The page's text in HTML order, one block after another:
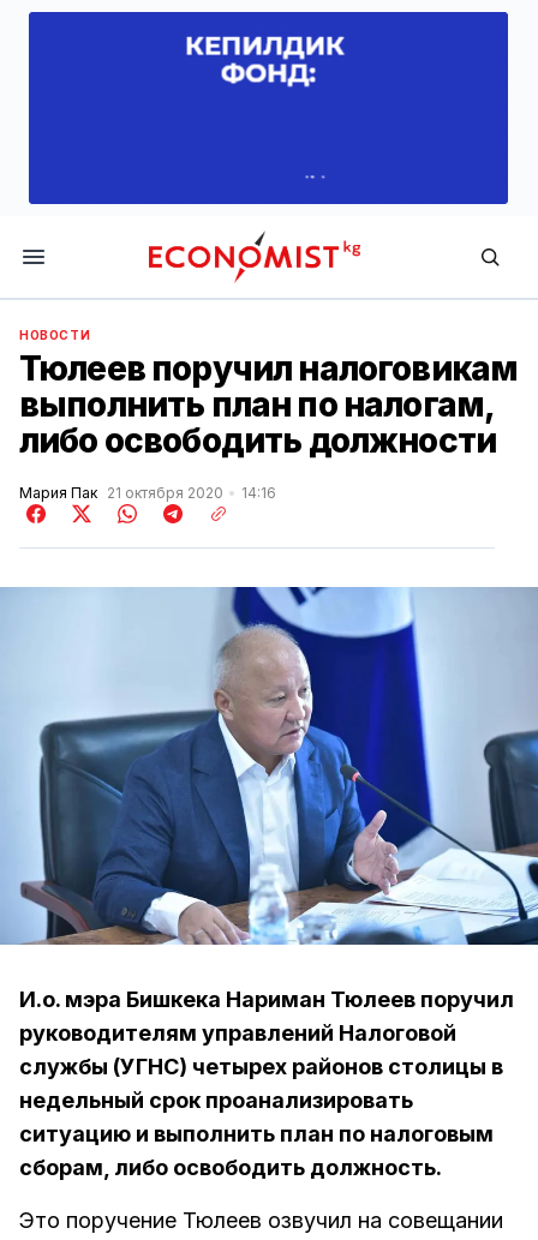
Economist.kg
НОВОСТИ
Тюлеев поручил налоговикам
выполнить план по налогам,
либо освободить должности
Мария Пак 21 октября 2020 14:16
И.о. мэра Бишкека Нариман Тюлеев поручил
руководителям управлений Налоговой
службы (УГНС) четырех районов столицы в
недельный срок проанализировать
ситуацию и выполнить план по налоговым
сборам, либо освободить должность.
Это поручение Тюлеев озвучил на совещании